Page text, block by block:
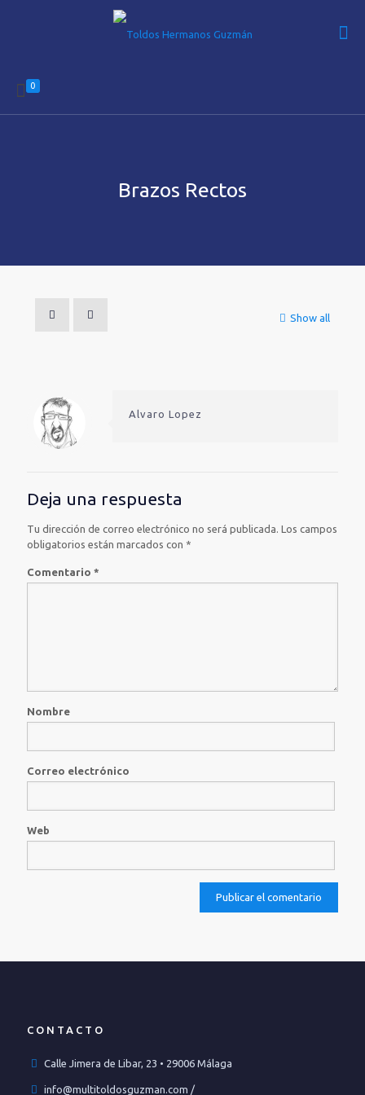
0
Brazos Rectos
Show all
Alvaro Lopez
Deja una respuesta
Tu dirección de correo electrónico no será publicada. Los campos
obligatorios están marcados con *
Comentario *
Nombre
Correo electrónico
Web
CONTACTO
Calle Jimera de Libar, 23 • 29006 Málaga
info@multitoldosguzman.com /